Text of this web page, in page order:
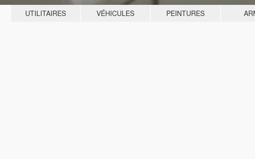
UTILITAIRES VÉHICULES PEINTURES